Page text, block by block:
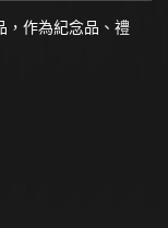
，作為紀念品、禮